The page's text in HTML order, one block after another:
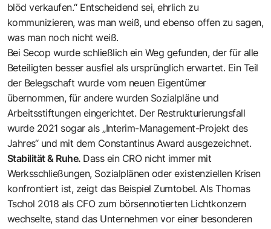
blöd verkaufen.“ Entscheidend sei, ehrlich zu
kommunizieren, was man weiß, und ebenso offen zu sagen,
was man noch nicht weiß.
Bei Secop wurde schließlich ein Weg gefunden, der für alle
Beteiligten besser ausfiel als ursprünglich erwartet. Ein Teil
der Belegschaft wurde vom neuen Eigentümer
übernommen, für andere wurden Sozialpläne und
Arbeitsstiftungen eingerichtet. Der Restrukturierungsfall
wurde 2021 sogar als „Interim-Management-Projekt des
Jahres“ und mit dem Con­stantinus Award ausgezeichnet.
Stabilität & Ruhe. Dass ein CRO nicht immer mit
Werksschließungen, Sozialplänen oder existenziellen Krisen
konfrontiert ist, zeigt das Beispiel Zumtobel. Als Thomas
Tschol 2018 als CFO zum börsennotierten Lichtkonzern
wechselte, stand das Unternehmen vor einer besonderen